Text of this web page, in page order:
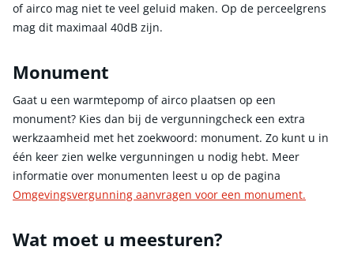
of airco mag niet te veel geluid maken. Op de perceelgrens
mag dit maximaal 40dB zijn.
Monument
Gaat u een warmtepomp of airco plaatsen op een
monument? Kies dan bij de vergunningcheck een extra
werkzaamheid met het zoekwoord: monument. Zo kunt u in
één keer zien welke vergunningen u nodig hebt. Meer
informatie over monumenten leest u op de pagina
Omgevingsvergunning aanvragen voor een monument.
Wat moet u meesturen?